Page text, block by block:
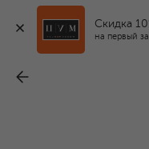
Скидка
на первый